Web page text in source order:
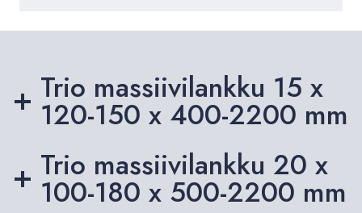
Trio massiivilankku 15 x
120-150 x 400-2200 mm
Trio massiivilankku 20 x
100-180 x 500-2200 mm